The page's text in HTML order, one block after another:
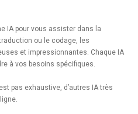
IA pour vous assister dans la
ou le codage, les
et impressionnantes. Chaque IA
à vos besoins spécifiques.
pas exhaustive, d’autres IA très